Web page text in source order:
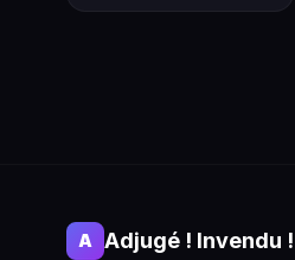
A Adjugé ! Invendu !